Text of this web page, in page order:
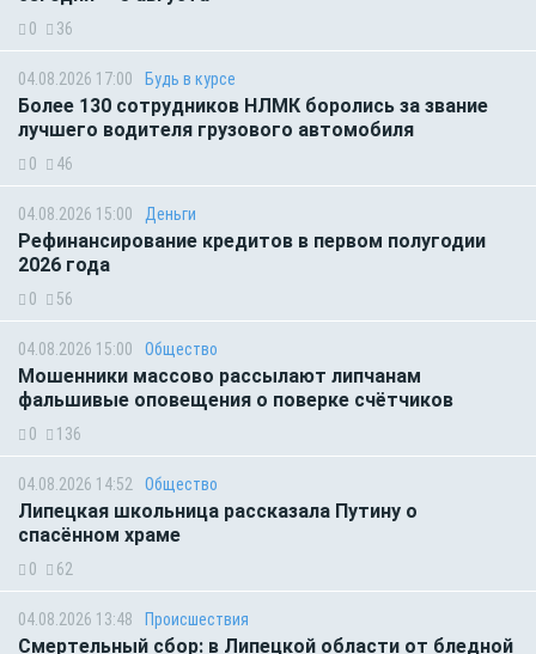
0 36
04.08.2026 17:00 Будь в курсе
Более 130 сотрудников НЛМК боролись за звание
лучшего водителя грузового автомобиля
0 46
04.08.2026 15:00 Деньги
Рефинансирование кредитов в первом полугодии
2026 года
0 56
04.08.2026 15:00 Общество
Мошенники массово рассылают липчанам
фальшивые оповещения о поверке счётчиков
0 136
04.08.2026 14:52 Общество
Липецкая школьница рассказала Путину о
спасённом храме
0 62
04.08.2026 13:48 Происшествия
Смертельный сбор: в Липецкой области от бледной